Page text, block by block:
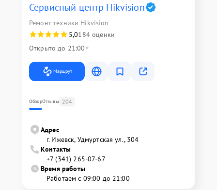
Сервисный центр Hikvision
Ремонт техники Hikvision
5,0184 оценки
Открыто до 21:00
Маршрут
ОбзорОтзывы 204
Адрес
г. Ижевск, Удмуртская ул., 304
Контакты
+7 (341) 265-07-67
Время работы
Работаем с 09:00 до 21:00